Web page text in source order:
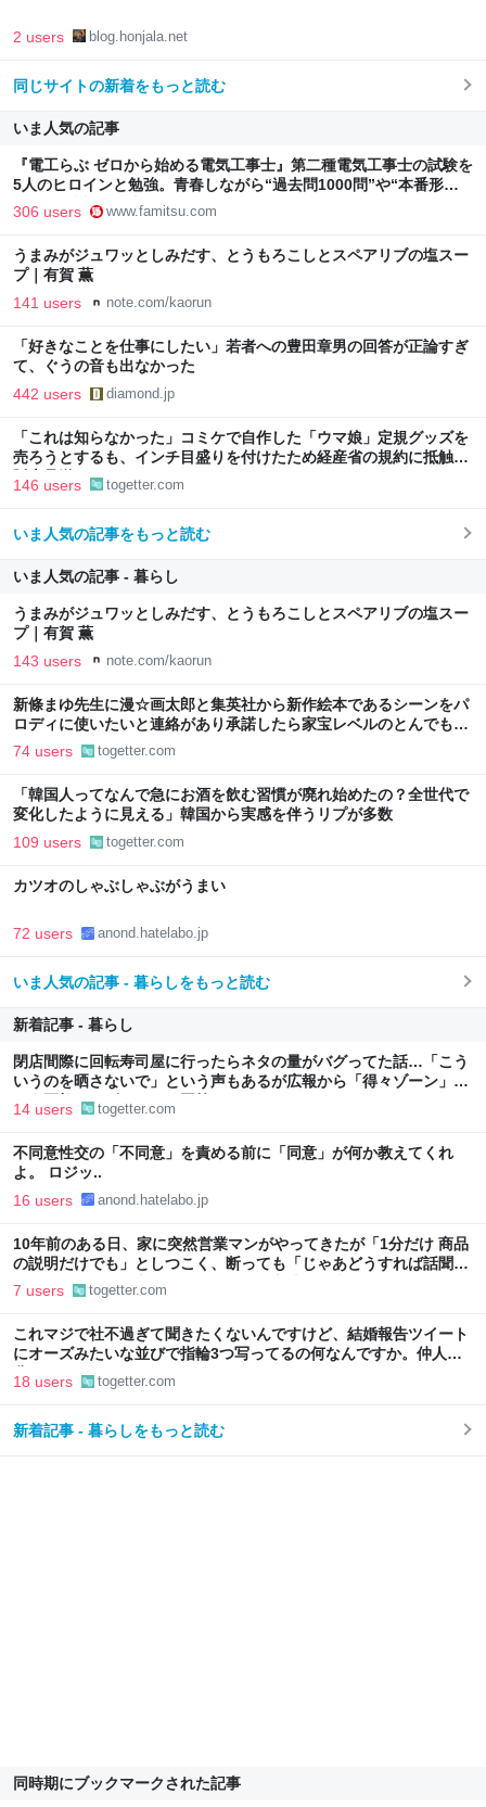
2 users blog.honjala.net
同じサイトの新着をもっと読む
いま人気の記事
『電工らぶ ゼロから始める電気工事士』第二種電気工事士の試験を
5人のヒロインと勉強。青春しながら“過去問1000問”や“本番形式
CBT模擬試験”で本格的に学べるノベルゲーム | ゲーム・エンタメ
最新情報のファミ通.com
306 users www.famitsu.com
うまみがジュワッとしみだす、とうもろこしとスペアリブの塩スー
プ｜有賀 薫
141 users note.com/kaorun
「好きなことを仕事にしたい」若者への豊田章男の回答が正論すぎ
て、ぐうの音も出なかった
442 users diamond.jp
「これは知らなかった」コミケで自作した「ウマ娘」定規グッズを
売ろうとするも、インチ目盛りを付けたため経産省の規約に抵触、
販売見送りに
146 users togetter.com
いま人気の記事をもっと読む
いま人気の記事 - 暮らし
うまみがジュワッとしみだす、とうもろこしとスペアリブの塩スー
プ｜有賀 薫
143 users note.com/kaorun
新條まゆ先生に漫☆画太郎と集英社から新作絵本であるシーンをパ
ロディに使いたいと連絡があり承諾したら家宝レベルのとんでもな
いものが届いた
74 users togetter.com
「韓国人ってなんで急にお酒を飲む習慣が廃れ始めたの？全世代で
変化したように見える」韓国から実感を伴うリプが多数
109 users togetter.com
カツオのしゃぶしゃぶがうまい
72 users anond.hatelabo.jp
いま人気の記事 - 暮らしをもっと読む
新着記事 - 暮らし
閉店間際に回転寿司屋に行ったらネタの量がバグってた話…「こう
いうのを晒さないで」という声もあるが広報から「得々ゾーン」と
いう正規サービスだとの回答も
14 users togetter.com
不同意性交の「不同意」を責める前に「同意」が何か教えてくれ
よ。 ロジッ..
16 users anond.hatelabo.jp
10年前のある日、家に突然営業マンがやってきたが「1分だけ 商品
の説明だけでも」としつこく、断っても「じゃあどうすれば話聞い
てくれますか」と言われたので、ある方法で解決することに
7 users togetter.com
これマジで社不過ぎて聞きたくないんですけど、結婚報告ツイート
にオーズみたいな並びで指輪3つ写ってるの何なんですか。仲人の
分？
18 users togetter.com
新着記事 - 暮らしをもっと読む
同時期にブックマークされた記事